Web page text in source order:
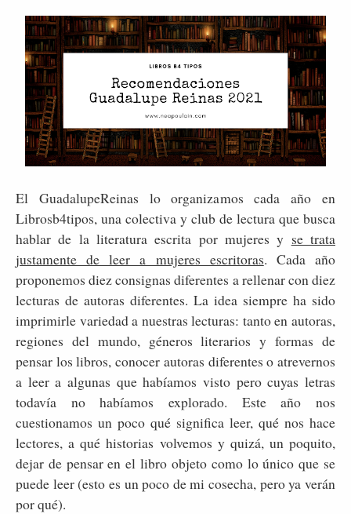
El GuadalupeReinas lo organizamos cada año en
Librosb4tipos, una colectiva y club de lectura que busca
hablar de la literatura escrita por mujeres y se trata
justamente de leer a mujeres escritoras. Cada año
proponemos diez consignas diferentes a rellenar con diez
lecturas de autoras diferentes. La idea siempre ha sido
imprimirle variedad a nuestras lecturas: tanto en autoras,
regiones del mundo, géneros literarios y formas de
pensar los libros, conocer autoras diferentes o atrevernos
a leer a algunas que habíamos visto pero cuyas letras
todavía no habíamos explorado. Este año nos
cuestionamos un poco qué significa leer, qué nos hace
lectores, a qué historias volvemos y quizá, un poquito,
dejar de pensar en el libro objeto como lo único que se
puede leer (esto es un poco de mi cosecha, pero ya verán
por qué).